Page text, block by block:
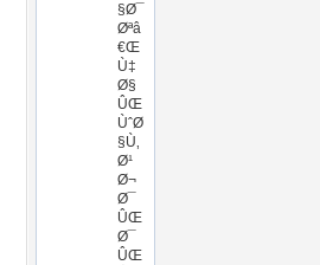
§Ø¯
Øªâ
€Œ
Ù‡
Ø§
ÛŒ
ÙˆØ
§Ù‚
Ø¹
Ø¬
Ø¯
ÛŒ
Ø¯
ÛŒ